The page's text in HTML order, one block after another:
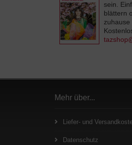
sein.
blättern
zuhause
Mehr über...
Liefer- und
Datenschutz